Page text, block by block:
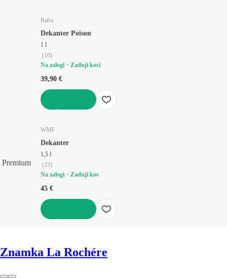
Balvi
Dekanter Poison
1 l
(10)
Na zalogi
Zadnji kosi
39,90 €
Premium
WMF
Dekanter
1,5 l
(33)
Na zalogi
Zadnji kos
45 €
Znamka La Rochére